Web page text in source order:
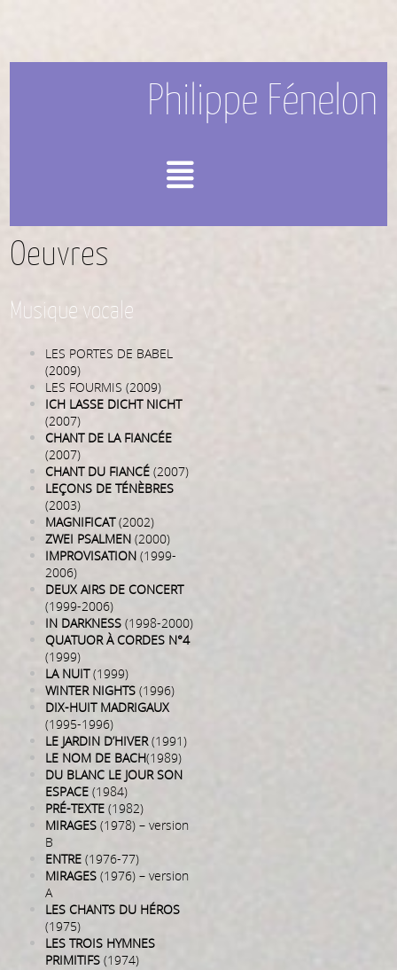
Philippe Fénelon
Oeuvres
Musique vocale
LES PORTES DE BABEL
(2009)
LES FOURMIS (2009)
ICH LASSE DICHT NICHT
(2007)
CHANT DE LA FIANCÉE
(2007)
CHANT DU FIANCÉ (2007)
LEÇONS DE TÉNÈBRES
(2003)
MAGNIFICAT(2002)
ZWEI PSALMEN (2000)
IMPROVISATION (1999-
2006)
DEUX AIRS DE CONCERT
(1999-2006)
IN DARKNESS (1998-2000)
QUATUOR À CORDES N°4
(1999)
LA NUIT(1999)
WINTER NIGHTS (1996)
DIX-HUIT MADRIGAUX
(1995-1996)
LE JARDIN D’HIVER(1991)
LE NOM DE BACH(1989)
DU BLANC LE JOUR SON
ESPACE (1984)
PRÉ-TEXTE (1982)
MIRAGES (1978) – version
B
ENTRE (1976-77)
MIRAGES (1976) – version
A
LES CHANTS DU HÉROS
(1975)
LES TROIS HYMNES
PRIMITIFS (1974)